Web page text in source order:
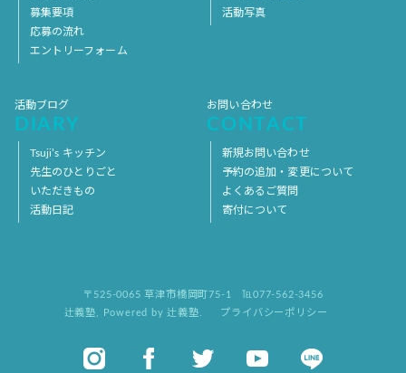
募集要項
応募の流れ
エントリーフォーム
活動写真
活動ブログ
DIARY
Tsuji’s キッチン
先生のひとりごと
いただきもの
活動日記
お問い合わせ
CONTACT
新規お問い合わせ
予約の追加・変更について
よくあるご質問
寄付について
〒525-0065 草津市橋岡町75-1
℡077-562-3456
辻義塾, Powered by 辻義塾. プライバシーポリシー